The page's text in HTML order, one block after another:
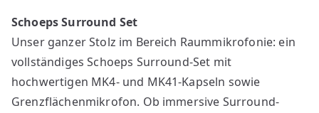
Schoeps Surround Set
Unser ganzer Stolz im Bereich Raummikrofonie: ein
vollständiges Schoeps Surround-Set mit
hochwertigen MK4- und MK41-Kapseln sowie
Grenzflächenmikrofon. Ob immersive Surround-